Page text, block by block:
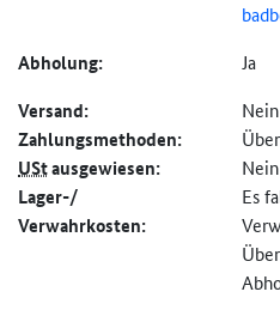
Abholung: Ja
Versand: Nein
Zahlungs­methoden:
UStausgewiesen: Nein
Lager-/
Verwahrkosten:
Es